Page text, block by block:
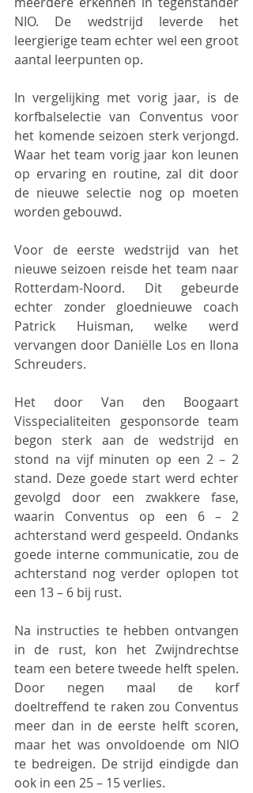
NIO. De wedstrijd leverde het
leergierige team echter wel een groot
aantal leerpunten op.
In vergelijking met vorig jaar, is de
korfbalselectie van Conventus voor
het komende seizoen sterk verjongd.
Waar het team vorig jaar kon leunen
op ervaring en routine, zal dit door
de nieuwe selectie nog op moeten
worden gebouwd.
Voor de eerste wedstrijd van het
nieuwe seizoen reisde het team naar
Rotterdam-Noord. Dit gebeurde
echter zonder gloednieuwe coach
Patrick Huisman, welke werd
vervangen door Daniëlle Los en Ilona
Schreuders.
Het door Van den Boogaart
Visspecialiteiten gesponsorde team
begon sterk aan de wedstrijd en
stond na vijf minuten op een 2 – 2
stand. Deze goede start werd echter
gevolgd door een zwakkere fase,
waarin Conventus op een 6 – 2
achterstand werd gespeeld. Ondanks
goede interne communicatie, zou de
achterstand nog verder oplopen tot
een 13 – 6 bij rust.
Na instructies te hebben ontvangen
in de rust, kon het Zwijndrechtse
team een betere tweede helft spelen.
Door negen maal de korf
doeltreffend te raken zou Conventus
meer dan in de eerste helft scoren,
maar het was onvoldoende om NIO
te bedreigen. De strijd eindigde dan
ook in een 25 – 15 verlies.